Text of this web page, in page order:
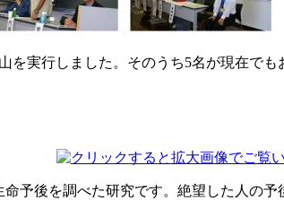
を実行しました。そのうち5名が現在で
予後を調べた研究です。絶望した人の